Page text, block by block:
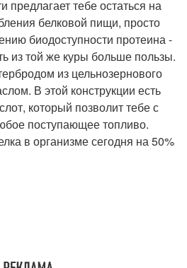
предлагает тебе остаться на
белковой пищи, просто
биодоступности протеина -
из той же куры больше пользы.
из цельнозернового
В этой конструкции есть
который позволит тебе с
поступающее топливо.
в организме сегодня на 50%